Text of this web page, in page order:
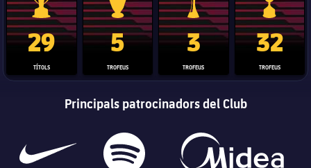
Trofeu de la Liga
29
TÍTOLS
Trofeu de la Lliga de Campions
5
TROFEUS
Trofeu del Mundial de Clubs
3
TROFEUS
Copa del
32
TROFEUS
Principals patrocinadors del Club